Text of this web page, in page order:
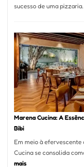
sucesso de uma
Marena Cucina: A
Bibi
Em meio à
Cucina se consolida
mais: